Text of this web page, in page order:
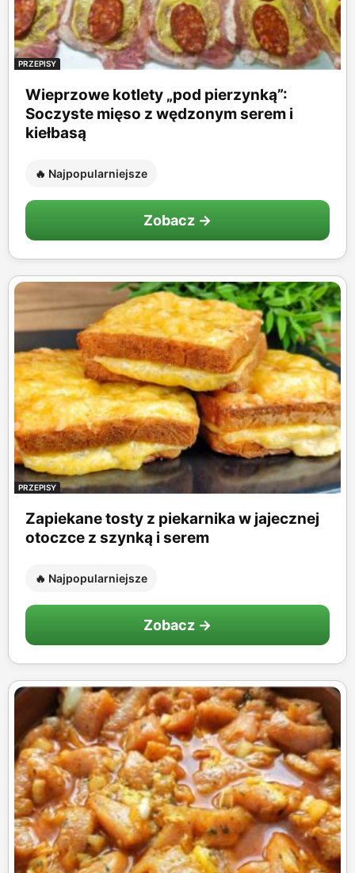
PRZEPISY
Wieprzowe kotlety „pod pierzynką”:
Soczyste mięso z wędzonym serem i
kiełbasą
🔥 Najpopularniejsze
Zobacz →
PRZEPISY
Zapiekane tosty z piekarnika w jajecznej
otoczce z szynką i serem
🔥 Najpopularniejsze
Zobacz →